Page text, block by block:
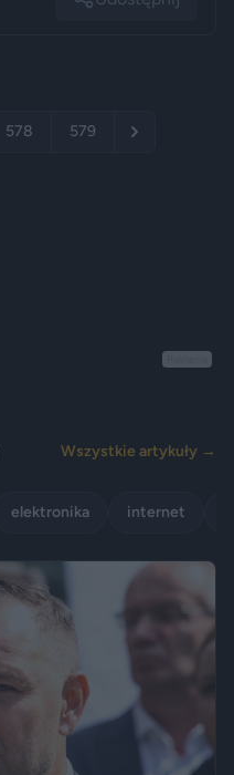
578 579
Wszystkie artykuły →
elektronika internet